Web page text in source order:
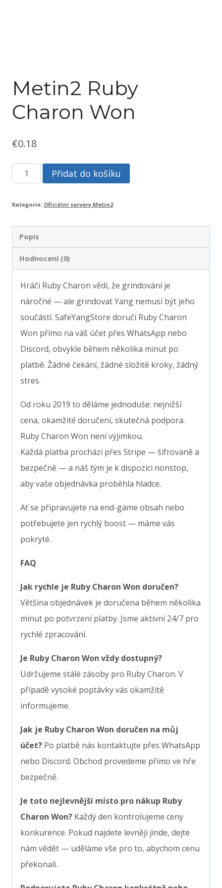
Metin2 Ruby
Charon Won
€0.18
Metin2
Ruby
Charon
množství
Přidat do košíku
Kategorie: Oficiální servery Metin2
Popis
Hodnocení (0)
Hráči Ruby Charon vědí, že grindování je
náročné — ale grindovat Yang nemusí být jeho
součástí. SafeYangStore doručí Ruby Charon
Won přímo na váš účet přes WhatsApp nebo
Discord, obvykle během několika minut po
platbě. Žádné čekání, žádné složité kroky, žádný
stres.
Od roku 2019 to děláme jednoduše: nejnižší
cena, okamžité doručení, skutečná podpora.
Ruby Charon Won není výjimkou.
Každá platba prochází přes Stripe — šifrovaně a
bezpečně — a náš tým je k dispozici nonstop,
aby vaše objednávka proběhla hladce.
Ať se připravujete na end-game obsah nebo
potřebujete jen rychlý boost — máme vás
pokryté.
FAQ
Jak rychle je Ruby Charon Won doručen?
Většina objednávek je doručena během několika
minut po potvrzení platby. Jsme aktivní 24/7 pro
rychlé zpracování.
Je Ruby Charon Won vždy dostupný?
Udržujeme stálé zásoby pro Ruby Charon. V
případě vysoké poptávky vás okamžitě
informujeme.
Jak je Ruby Charon Won doručen na můj
účet? Po platbě nás kontaktujte přes WhatsApp
nebo Discord. Obchod provedeme přímo ve hře
bezpečně.
Je toto nejlevnější místo pro nákup Ruby
Charon Won? Každý den kontrolujeme ceny
konkurence. Pokud najdete levněji jinde, dejte
nám vědět — uděláme vše pro to, abychom cenu
překonali.